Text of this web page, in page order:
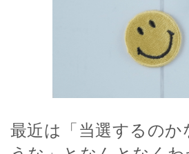
最近は「当選するの